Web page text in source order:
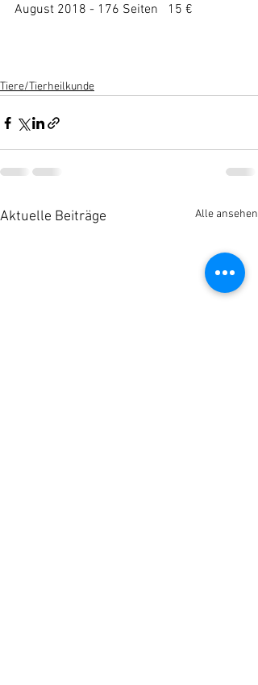
August 2018 - 176 Seiten   15 €
Tiere/Tierheilkunde
Aktuelle Beiträge Alle ansehen